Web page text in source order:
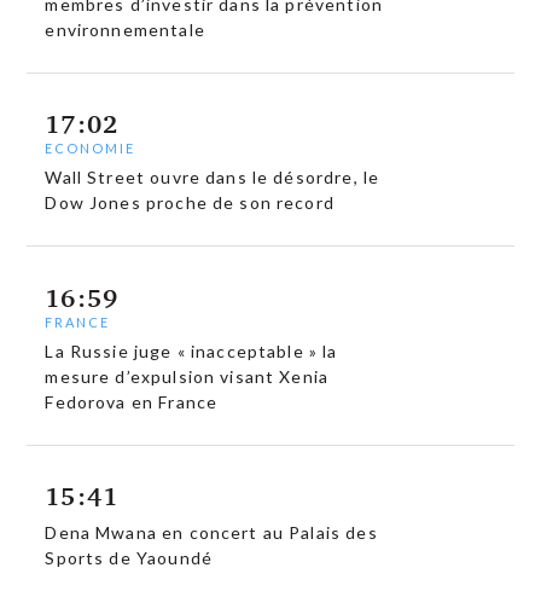
environnementale
17:02
ECONOMIE
Wall Street ouvre dans le désordre, le
Dow Jones proche de son record
16:59
FRANCE
La Russie juge « inacceptable » la
mesure d’expulsion visant Xenia
Fedorova en France
15:41
Dena Mwana en concert au Palais des
Sports de Yaoundé